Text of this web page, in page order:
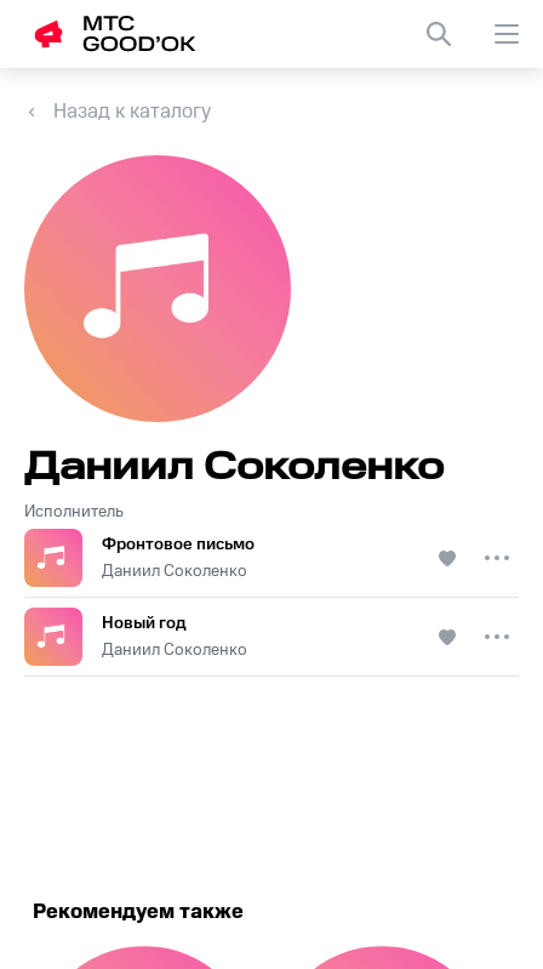
Назад к каталогу
Исполнитель
Даниил Соколенко
Фронтовое письмо
Даниил Соколенко
Новый год
Даниил Соколенко
Рекомендуем также